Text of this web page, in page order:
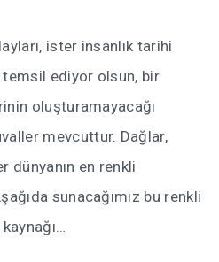
ister insanlık tarihi
ediyor olsun, bir
oluşturamayacağı
mevcuttur. Dağlar,
dünyanın en renkli
sunacağımız bu renkli